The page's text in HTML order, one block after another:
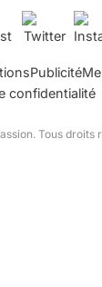
Publicité
confidentialité
Tous droits